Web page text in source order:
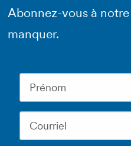
Abonnez-vous à
manquer.